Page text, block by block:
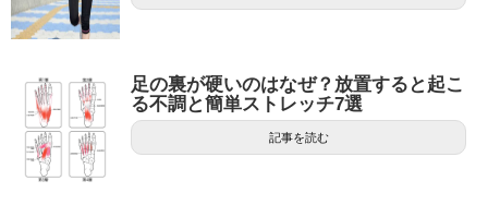
足の裏が硬いのはなぜ？放置すると起こ
る不調と簡単ストレッチ7選
記事を読む